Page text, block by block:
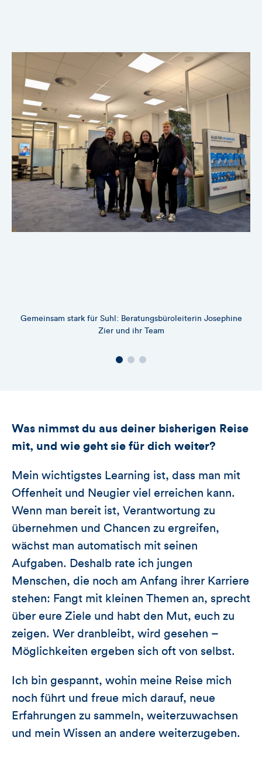
Gemeinsam stark für Suhl: Beratungsbüroleiterin Josephine
Zier und ihr Team
Was nimmst du aus deiner bisherigen Reise
mit, und wie geht sie für dich weiter?
Mein wichtigstes Learning ist, dass man mit
Offenheit und Neugier viel erreichen kann.
Wenn man bereit ist, Verantwortung zu
übernehmen und Chancen zu ergreifen,
wächst man automatisch mit seinen
Aufgaben. Deshalb rate ich jungen
Menschen, die noch am Anfang ihrer Karriere
stehen: Fangt mit kleinen Themen an, sprecht
über eure Ziele und habt den Mut, euch zu
zeigen. Wer dranbleibt, wird gesehen –
Möglichkeiten ergeben sich oft von selbst.
Ich bin gespannt, wohin meine Reise mich
noch führt und freue mich darauf, neue
Erfahrungen zu sammeln, weiterzuwachsen
und mein Wissen an andere weiterzugeben.